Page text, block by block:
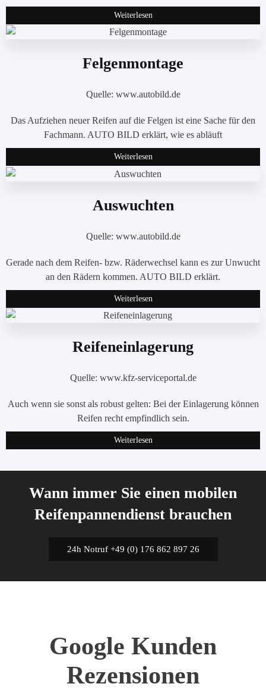
Weiterlesen
Felgenmontage
Quelle: www.autobild.de
Das Aufziehen neuer Reifen auf die Felgen ist eine Sache für den
Fachmann. AUTO BILD erklärt, wie es abläuft
Weiterlesen
Auswuchten
Quelle: www.autobild.de
Gerade nach dem Reifen- bzw. Räderwechsel kann es zur Unwucht
an den Rädern kommen. AUTO BILD erklärt.
Weiterlesen
Reifeneinlagerung
Quelle: www.kfz-serviceportal.de
Auch wenn sie sonst als robust gelten: Bei der Einlagerung können
Reifen recht empfindlich sein.
Weiterlesen
Wann immer Sie einen mobilen
Reifenpannendienst brauchen
24h Notruf +49 (0) 176 862 897 26
Google Kunden
Rezensionen